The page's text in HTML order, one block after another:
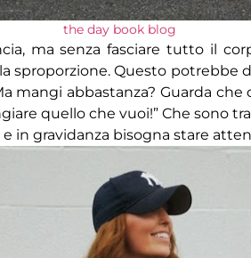
the day book blog
ma senza fasciare tutto il
sproporzione. Questo potrebbe
mangi abbastanza? Guarda
quello che vuoi!” Che sono
in gravidanza bisogna stare